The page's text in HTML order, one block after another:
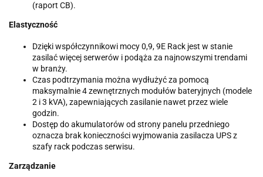
(raport CB).
Elastyczność
Dzięki współczynnikowi mocy 0,9, 9E Rack jest w stanie
zasilać więcej serwerów i podąża za najnowszymi trendami
w branży.
Czas podtrzymania można wydłużyć za pomocą
maksymalnie 4 zewnętrznych modułów bateryjnych (modele
2 i 3 kVA), zapewniających zasilanie nawet przez wiele
godzin.
Dostęp do akumulatorów od strony panelu przedniego
oznacza brak konieczności wyjmowania zasilacza UPS z
szafy rack podczas serwisu.
Zarządzanie